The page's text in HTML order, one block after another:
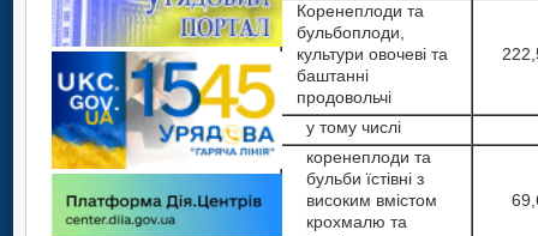
Коренеплоди та
бульбоплоди,
культури овочеві та
баштанні
продовольчі
у тому числі
коренеплоди та
бульби їстівні з
високим вмістом
крохмалю та